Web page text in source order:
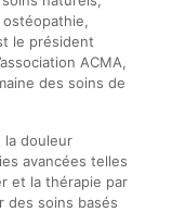
ostéopathie,
le président
ACMA,
des soins de
la douleur
avancées telles
et la thérapie par
des soins basés